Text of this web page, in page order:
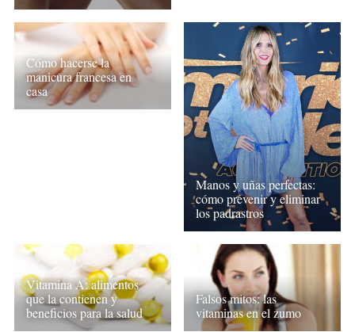
Cómo hacerse la
manicura francesa en
casa
Manos y uñas perfectas:
cómo prevenir y eliminar
los padrastros
Vitamina A: alimentos
que la contienen y
beneficios para la salud
Falsos mitos: las
vitaminas en el zumo